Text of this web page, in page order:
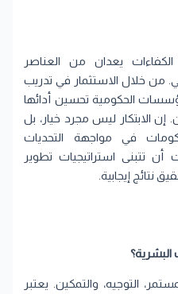
الكفاءات يعدان من العناصر
من خلال الاستثمار في تدريب
الحكومية تحسين أدائها
الابتكار ليس مجرد خيار، بل
في مواجهة التحديات
تتبنى استراتيجيات تطوير
نتائج إيجابية.
التوجيه، والتمكين. يعتبر